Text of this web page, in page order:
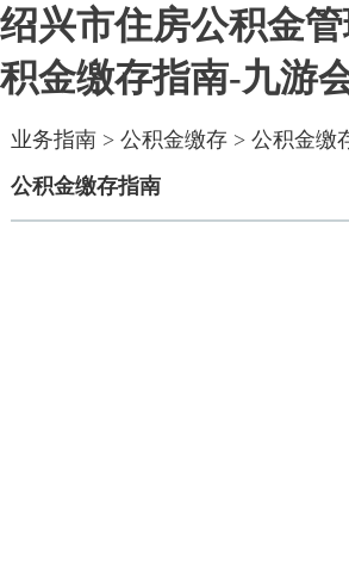
绍兴市住房公积金
积金缴存指南-九游
业务指南> 公积金缴存> 公积金缴
公积金缴存指南